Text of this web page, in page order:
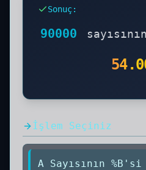
'yönetici payı' olarak
kontrol gücünü
Yüzde 60'ı Kaçtır
Adım adım hesaplama
Sonuç:
90000 sayısının
İşlem Seçiniz
A Sayısının